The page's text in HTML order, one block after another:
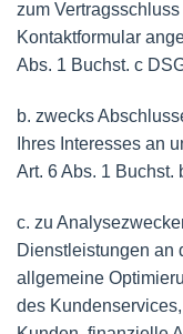
zum
Kontaktformular
Abs. 1 Buchst. c
b. zwecks
Ihres Interesses an
Art. 6 Abs. 1 Buchst.
c. zu
Dienstleistungen an
allgemeine
des